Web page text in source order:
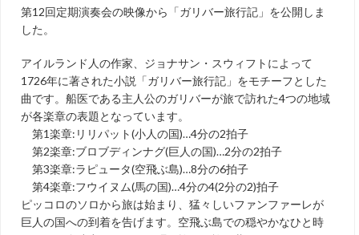
第12回定期演奏会の映像から「ガリバー旅行記」を公開しま
した。
アイルランド人の作家、ジョナサン・スウィフトによって
1726年に著された小説「ガリバー旅行記」をモチーフとした
曲です。船医である主人公のガリバーが旅で訪れた4つの地域
が各楽章の表題となっています。
第1楽章:リリパット(小人の国)…4分の2拍子
第2楽章:ブロブディンナグ(巨人の国)…2分の2拍子
第3楽章:ラピュータ(空飛ぶ島)…8分の6拍子
第4楽章:フウイヌム(馬の国)…4分の4(2分の2)拍子
ピッコロのソロから旅は始まり、猛々しいファンファーレが
巨人の国への到着を告げます。空飛ぶ島での穏やかなひと時